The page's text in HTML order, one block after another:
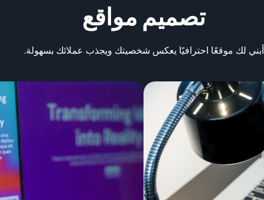
تصميم مواقع
أبني لك موقعًا احترافيًا يعكس شخصيتك ويجذب عملائك بسهولة.